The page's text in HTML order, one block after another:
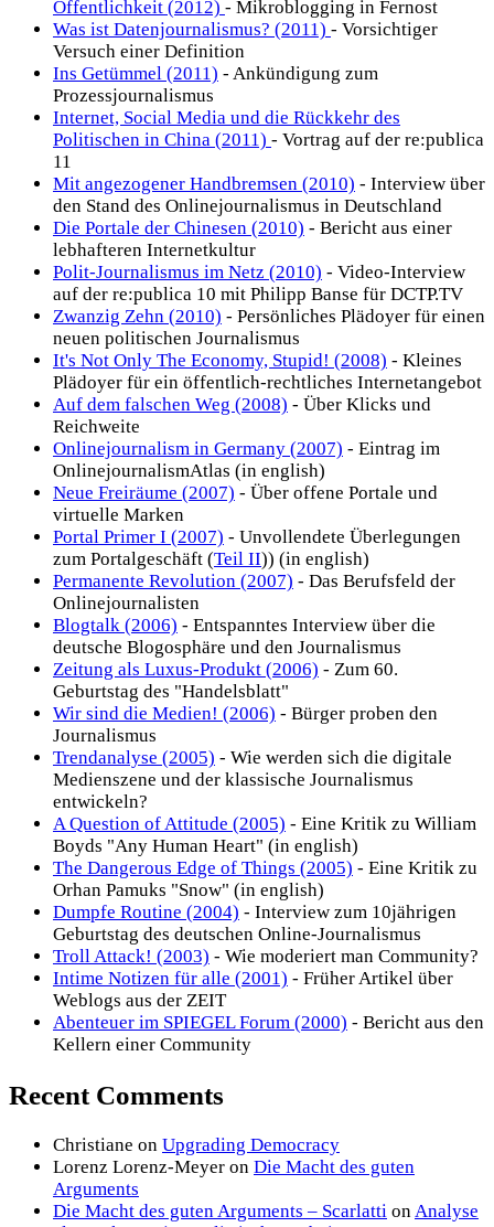
Öffentlichkeit (2012) - Mikroblogging in Fernost
Was ist Datenjournalismus? (2011) - Vorsichtiger
Versuch einer Definition
Ins Getümmel (2011) - Ankündigung zum
Prozessjournalismus
Internet, Social Media und die Rückkehr des
Politischen in China (2011) - Vortrag auf der re:publica
11
Mit angezogener Handbremsen (2010) - Interview über
den Stand des Onlinejournalismus in Deutschland
Die Portale der Chinesen (2010) - Bericht aus einer
lebhafteren Internetkultur
Polit-Journalismus im Netz (2010) - Video-Interview
auf der re:publica 10 mit Philipp Banse für DCTP.TV
Zwanzig Zehn (2010) - Persönliches Plädoyer für einen
neuen politischen Journalismus
It's Not Only The Economy, Stupid! (2008) - Kleines
Plädoyer für ein öffentlich-rechtliches Internetangebot
Auf dem falschen Weg (2008) - Über Klicks und
Reichweite
Onlinejournalism in Germany (2007) - Eintrag im
OnlinejournalismAtlas (in english)
Neue Freiräume (2007) - Über offene Portale und
virtuelle Marken
Portal Primer I (2007) - Unvollendete Überlegungen
zum Portalgeschäft (Teil II)) (in english)
Permanente Revolution (2007) - Das Berufsfeld der
Onlinejournalisten
Blogtalk (2006) - Entspanntes Interview über die
deutsche Blogosphäre und den Journalismus
Zeitung als Luxus-Produkt (2006) - Zum 60.
Geburtstag des "Handelsblatt"
Wir sind die Medien! (2006) - Bürger proben den
Journalismus
Trendanalyse (2005) - Wie werden sich die digitale
Medienszene und der klassische Journalismus
entwickeln?
A Question of Attitude (2005) - Eine Kritik zu William
Boyds "Any Human Heart" (in english)
The Dangerous Edge of Things (2005) - Eine Kritik zu
Orhan Pamuks "Snow" (in english)
Dumpfe Routine (2004) - Interview zum 10jährigen
Geburtstag des deutschen Online-Journalismus
Troll Attack! (2003) - Wie moderiert man Community?
Intime Notizen für alle (2001) - Früher Artikel über
Weblogs aus der ZEIT
Abenteuer im SPIEGEL Forum (2000) - Bericht aus den
Kellern einer Community
Recent Comments
Christiane on Upgrading Democracy
Lorenz Lorenz-Meyer on Die Macht des guten
Arguments
Die Macht des guten Arguments – Scarlatti on Analyse